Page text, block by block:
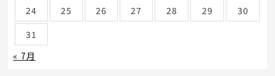
24 25 26 27 28 29
30
31
« 7月